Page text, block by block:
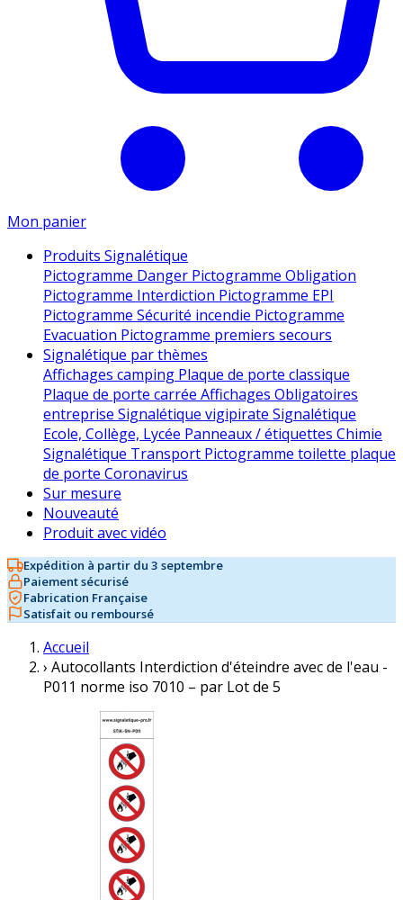
Mon panier
Produits Signalétique
Pictogramme Danger Pictogramme Obligation
Pictogramme Interdiction Pictogramme EPI
Pictogramme Sécurité incendie Pictogramme
Evacuation Pictogramme premiers secours
Signalétique par thèmes
Affichages camping Plaque de porte classique
Plaque de porte carrée Affichages Obligatoires
entreprise Signalétique vigipirate Signalétique
Ecole, Collège, Lycée Panneaux / étiquettes Chimie
Signalétique Transport Pictogramme toilette plaque
de porte Coronavirus
Sur mesure
Nouveauté
Produit avec vidéo
Expédition à partir du 3 septembre
Paiement sécurisé
Fabrication Française
Satisfait ou remboursé
Accueil
› Autocollants Interdiction d'éteindre avec de l'eau -
P011 norme iso 7010 – par Lot de 5